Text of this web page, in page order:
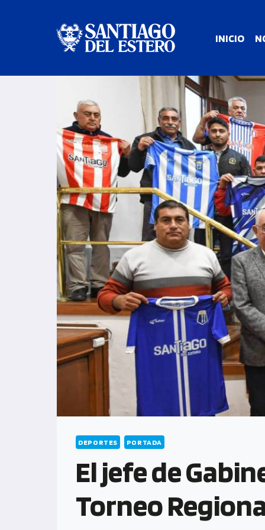
INICIO
DEPORTES PORTADA
El jefe de
Torneo